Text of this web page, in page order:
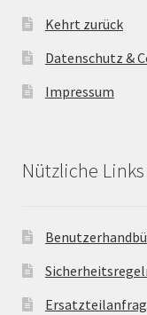
Kehrt zurück
Datenschutz &
Impressum
Nützliche Links